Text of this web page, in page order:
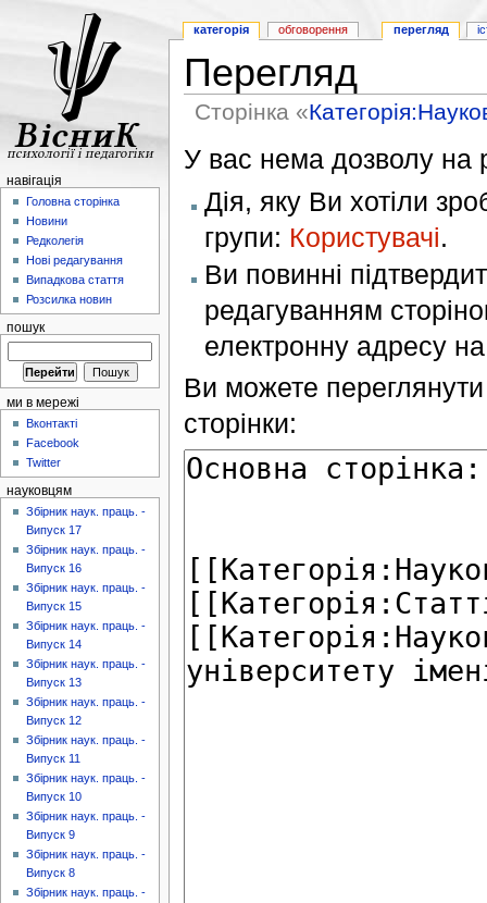
Перегляд
Сторінка «
У вас нема дозволу на
Дія, яку Ви хотіли
групи: Користувачі.
Ви повинні
редагуванням
електронну адресу
Ви можете переглянути
сторінки:
категорія обговорення перегляд
навігація
Головна сторінка
Новини
Редколегія
Нові редагування
Випадкова стаття
Розсилка новин
пошук
ми в мережі
Вконтакті
Facebook
Twitter
науковцям
Збірник наук. праць. -
Випуск 17
Збірник наук. праць. -
Випуск 16
Збірник наук. праць. -
Випуск 15
Збірник наук. праць. -
Випуск 14
Збірник наук. праць. -
Випуск 13
Збірник наук. праць. -
Випуск 12
Збірник наук. праць. -
Випуск 11
Збірник наук. праць. -
Випуск 10
Збірник наук. праць. -
Випуск 9
Збірник наук. праць. -
Випуск 8
Збірник наук. праць. -